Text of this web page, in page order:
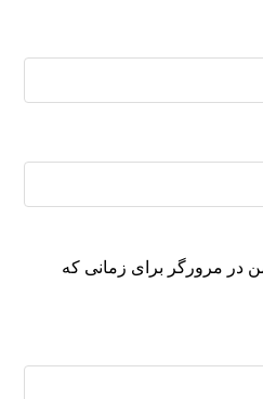
در مرورگر برای زمانی که